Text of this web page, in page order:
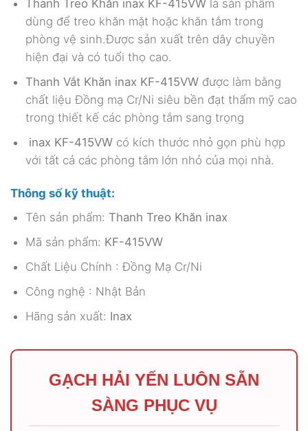
Thanh Treo Khăn inax KF-415VW là sản phẩm
dùng để treo khăn mặt hoặc khăn tắm trong
phòng vệ sinh.Được sản xuất trên dây chuyền
hiện đại và có tuổi thọ cao.
Thanh Vắt Khăn inax KF-415VW được làm bằng
chất liệu Đồng mạ Cr/Ni siêu bền đạt thẩm mỹ cao
trong thiết kế các phòng tắm sang trọng
inax KF-415VW có kích thước nhỏ gọn phù hợp
với tất cả các phòng tắm lớn nhỏ của mọi nhà.
Thông số kỹ thuật:
Tên sản phẩm: Thanh Treo Khăn inax
Mã sản phẩm: KF-415VW
Chất Liệu Chính : Đồng Mạ Cr/Ni
Công nghệ : Nhật Bản
Hãng sản xuất: Inax
GẠCH HẢI YẾN LUÔN SẴN
SÀNG PHỤC VỤ